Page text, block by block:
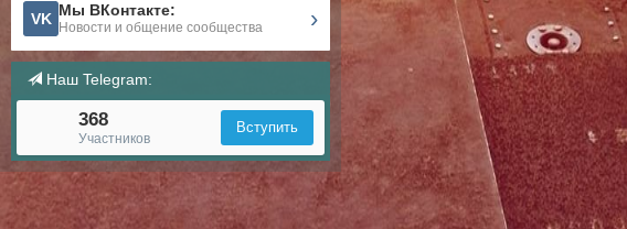
VK Мы ВКонтакте:
Новости и общение сообщества ›
Наш Telegram:
368
Участников
Вступить